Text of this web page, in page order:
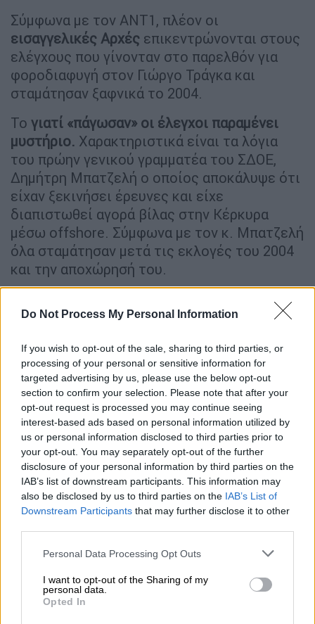
Do Not Process My Personal Information
If you wish to opt-out of the sale, sharing to third parties, or
processing of your personal or sensitive information for
targeted advertising by us, please use the below opt-out
section to confirm your selection. Please note that after your
opt-out request is processed you may continue seeing
interest-based ads based on personal information utilized by
us or personal information disclosed to third parties prior to
your opt-out. You may separately opt-out of the further
disclosure of your personal information by third parties on the
IAB’s list of downstream participants. This information may
also be disclosed by us to third parties on the IAB’s List of
Downstream Participants that may further disclose it to other
Please note that this website/app uses one or more Google
not limited to your visit or usage behaviour. You may click to
grant or deny consent to Google and its third-party tags to
use your data for below specified purposes in below Google
Personal Data Processing Opt Outs
I want to opt-out of the Sharing of my
personal data.
Opted In
Σύμφωνα με τον ΑΝΤ1, πλέον οι
εισαγγελικές Αρχές επικεντρώνονται στους
ελέγχους που γίνονταν στο παρελθόν για
φοροδιαφυγή στον Γιώργο Τράγκα και
σταμάτησαν ξαφνικά το 2004.
Το γιατί «πάγωσαν» οι έλεγχοι παραμένει
μυστήριο. Χαρακτηριστικά είναι τα λόγια
του πρώην γενικού γραμματέα του ΣΔΟΕ,
Δημήτρη Μπατζελή ο οποίος αποκάλυψε ότι
είχαν ξεκινήσει έρευνες και είχε
διαπιστωθεί αγορά βίλας στην Κέρκυρα
μέσω offshore. Σύμφωνα με τον κ. Μπατζελή
όλα σταμάτησαν μετά τις εκλογές του 2004
και την αποχώρησή του.
«Το 2003 από το ΣΔΟΕ έγινε έλεγχος στις
επιχειρήσεις του κ. Τράγκα. Διαπιστώθηκαν
φορολογικές παραβάσεις, ΦΠΑ και ΦΜΥ, οι
οποίες μαζί με τις υπερημερίες έφτασαν το
1 εκατομμύριο ευρώ. Επίσης είχαμε
εταιρείας, βίλας στη βόρεια Κέρκυρα, η
οποία απεδείχθη ότι ήταν ιδιοκτησίας του κ.